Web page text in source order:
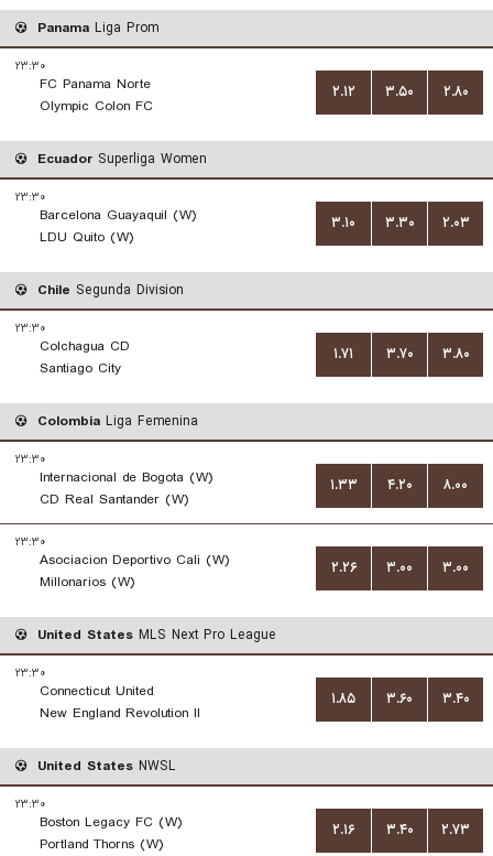
Panama Liga Prom
۲۳:۳۰
FC Panama Norte
Olympic Colon FC
۲.۱۲ ۳.۵۰ ۲.۸۰
Ecuador Superliga Women
۲۳:۳۰
Barcelona Guayaquil (W)
LDU Quito (W)
۳.۱۰ ۳.۳۰ ۲.۰۳
Chile Segunda Division
۲۳:۳۰
Colchagua CD
Santiago City
۱.۷۱ ۳.۷۰ ۳.۸۰
Colombia Liga Femenina
۲۳:۳۰
Internacional de Bogota (W)
CD Real Santander (W)
۱.۳۳ ۴.۲۰ ۸.۰۰
۲۳:۳۰
Asociacion Deportivo Cali (W)
Millonarios (W)
۲.۲۶ ۳.۰۰ ۳.۰۰
United States MLS Next Pro League
۲۳:۳۰
Connecticut United
New England Revolution II
۱.۸۵ ۳.۶۰ ۳.۴۰
United States NWSL
۲۳:۳۰
Boston Legacy FC (W)
Portland Thorns (W)
۲.۱۶ ۳.۴۰ ۲.۷۳